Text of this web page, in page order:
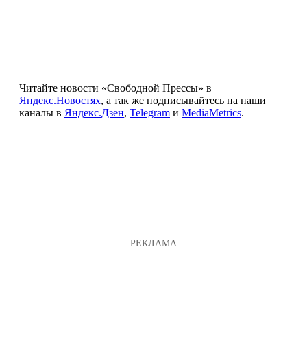
Читайте новости «Свободной Прессы» в
Яндекс.Новостях, а так же подписывайтесь на наши
каналы в Яндекс.Дзен, Telegram и MediaMetrics.